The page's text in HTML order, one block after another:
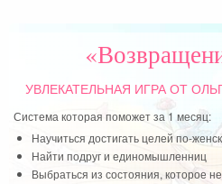
было выбора. Поиск
результатов не приносил.
УВЛЕКАТЕЛЬНАЯ ИГРАОТ
Система которая поможет за 1 месяц:
Научиться достигать целей по-
Найти подруг и единомышленниц
Выбраться из состояния, которое